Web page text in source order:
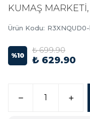
KUMAŞ
Ürün Kodu:
%10
₺ 699.90
₺ 629.90